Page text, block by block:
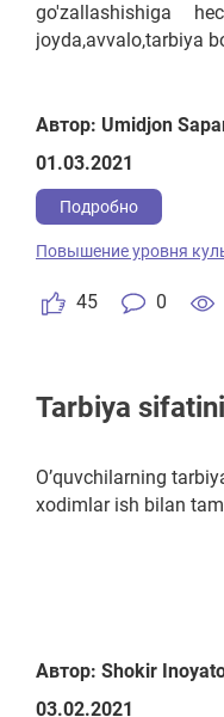
go'zallashishiga
joyda,avvalo,tarbiya
Автор: Umidjon
01.03.2021
Подробно
45 0
Повышение уровня
Tarbiya
O’quvchilarning
xodimlar ish bilan
Автор: Shokir
03.02.2021